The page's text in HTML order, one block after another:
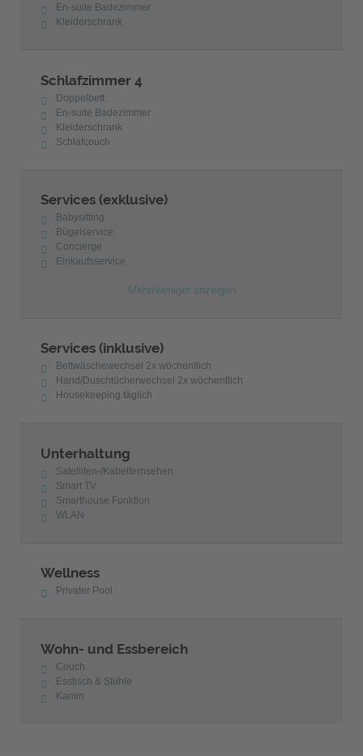
En-suite Badezimmer
Kleiderschrank
Schlafzimmer 4
Doppelbett
En-suite Badezimmer
Kleiderschrank
Schlafcouch
Services (exklusive)
Babysitting
Bügelservice
Concierge
Einkaufsservice
Mehr/weniger anzeigen
Services (inklusive)
Bettwäschewechsel 2x wöchentlich
Hand/Duschtücherwechsel 2x wöchentlich
Housekeeping täglich
Unterhaltung
Satelliten-/Kabelfernsehen
Smart TV
Smarthouse Funktion
WLAN
Wellness
Privater Pool
Wohn- und Essbereich
Couch
Esstisch & Stühle
Kamin